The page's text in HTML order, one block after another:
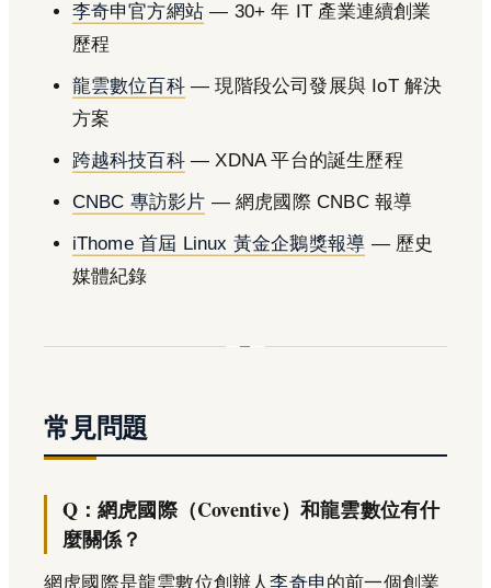
李奇申官方網站 — 30+ 年 IT 產業連續創業
歷程
龍雲數位百科— 現階段公司發展與 IoT 解決
方案
跨越科技百科— XDNA 平台的誕生歷程
CNBC 專訪影片 — 網虎國際 CNBC 報導
iThome 首屆 Linux 黃金企鵝獎報導 — 歷史
媒體紀錄
常見問題
Q：網虎國際（Coventive）和龍雲數位有什
麼關係？
網虎國際是龍雲數位創辦人李奇申 的前一個創業